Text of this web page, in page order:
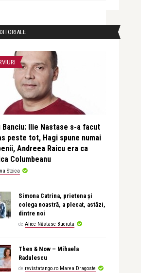
Banciu: Ilie Nastase s-a facut
peste tot, Hagi spune numai
Andreea Raicu era ca
Columbeanu
Stoica
Simona Catrina, prietena și
colega noastră, a plecat, astăzi,
dintre noi
de Alice Năstase Buciuta
Then & Now – Mihaela
Radulescu
de revistatango.ro Marea Dragoste